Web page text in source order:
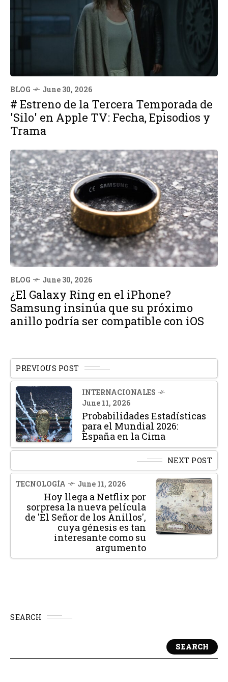
BLOG June 30, 2026
# Estreno de la Tercera Temporada de
'Silo' en Apple TV: Fecha, Episodios y
Trama
BLOG June 30, 2026
¿El Galaxy Ring en el iPhone?
Samsung insinúa que su próximo
anillo podría ser compatible con iOS
PREVIOUS POST
INTERNACIONALES
June 11, 2026
Probabilidades Estadísticas
para el Mundial 2026:
España en la Cima
NEXT POST
TECNOLOGÍA June 11, 2026
Hoy llega a Netflix por
sorpresa la nueva película
de 'El Señor de los Anillos',
cuya génesis es tan
interesante como su
argumento
SEARCH
SEARCH